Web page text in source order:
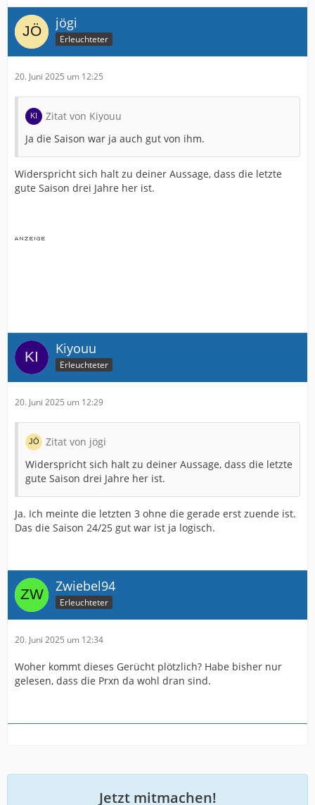
jögi
Erleuchteter
20. Juni 2025 um 12:25
Zitat von Kiyouu
Ja die Saison war ja auch gut von ihm.
Widerspricht sich halt zu deiner Aussage, dass die letzte
gute Saison drei Jahre her ist.
Kiyouu
Erleuchteter
20. Juni 2025 um 12:29
Zitat von jögi
Widerspricht sich halt zu deiner Aussage, dass die letzte
gute Saison drei Jahre her ist.
Ja. Ich meinte die letzten 3 ohne die gerade erst zuende ist.
Das die Saison 24/25 gut war ist ja logisch.
Zwiebel94
Erleuchteter
20. Juni 2025 um 12:34
Woher kommt dieses Gerücht plötzlich? Habe bisher nur
gelesen, dass die Prxn da wohl dran sind.
Jetzt mitmachen!